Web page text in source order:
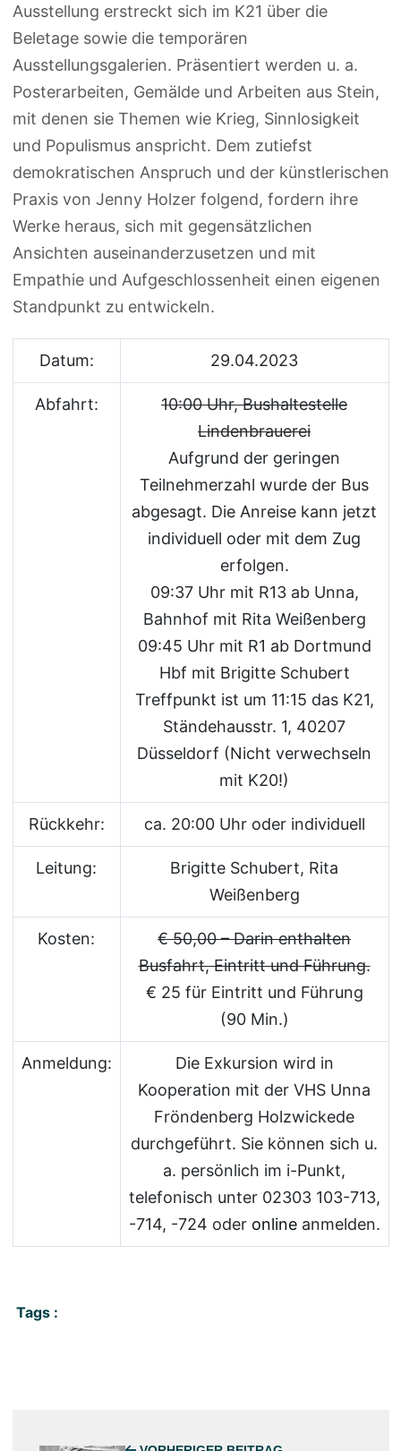
Ausstellung erstreckt sich im K21 über die
Beletage sowie die temporären
Ausstellungsgalerien. Präsentiert werden u. a.
Posterarbeiten, Gemälde und Arbeiten aus Stein,
mit denen sie Themen wie Krieg, Sinnlosigkeit
und Populismus anspricht. Dem zutiefst
demokratischen Anspruch und der künstlerischen
Praxis von Jenny Holzer folgend, fordern ihre
Werke heraus, sich mit gegensätzlichen
Ansichten auseinanderzusetzen und mit
Empathie und Aufgeschlossenheit einen eigenen
Standpunkt zu entwickeln.
Datum: 29.04.2023
Abfahrt:
10:00 Uhr, Bushaltestelle
Lindenbrauerei
Aufgrund der geringen
Teilnehmerzahl wurde der Bus
abgesagt. Die Anreise kann jetzt
individuell oder mit dem Zug
erfolgen.
09:37 Uhr mit R13 ab Unna,
Bahnhof mit Rita Weißenberg
09:45 Uhr mit R1 ab Dortmund
Hbf mit Brigitte Schubert
Treffpunkt ist um 11:15 das K21,
Ständehausstr. 1, 40207
Düsseldorf (Nicht verwechseln
mit K20!)
Rückkehr: ca. 20:00 Uhr oder individuell
Leitung:
Brigitte Schubert, Rita
Weißenberg
Kosten:
€ 50,00 – Darin enthalten
Busfahrt, Eintritt und Führung.
€ 25 für Eintritt und Führung
(90 Min.)
Anmeldung:
Die Exkursion wird in
Kooperation mit der VHS Unna
Fröndenberg Holzwickede
durchgeführt. Sie können sich u.
a. persönlich im i-Punkt,
telefonisch unter 02303 103-713,
-714, -724 oder onlineanmelden.
Tags :